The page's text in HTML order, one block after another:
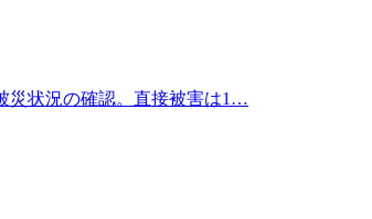
災状況の確認。直接被害は1…